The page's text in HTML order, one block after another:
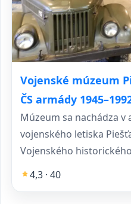
Vojenské múzeum
ČS armády
Múzeum sa nachádza v
vojenského letiska
Vojenského
4,3 · 40